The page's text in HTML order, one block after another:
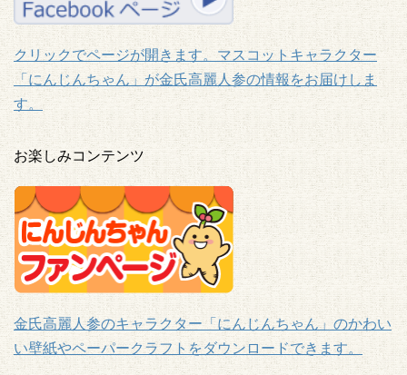
クリックでページが開きます。マスコットキャラクター
「にんじんちゃん」が金氏高麗人参の情報をお届けしま
す。
お楽しみコンテンツ
金氏高麗人参のキャラクター「にんじんちゃん」のかわい
い壁紙やペーパークラフトをダウンロードできます。